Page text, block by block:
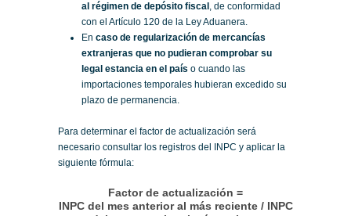
al régimen de depósito fiscal , de conformidad
con el Artículo 120 de la Ley Aduanera.
En caso de regularización de mercancías
extranjeras que no pudieran comprobar su
legal estancia en el país o cuando las
importaciones temporales hubieran excedido su
plazo de permanencia.
Para determinar el factor de actualización será
necesario consultar los registros del INPC y aplicar la
siguiente fórmula:
Factor de actualización =
INPC del mes anterior al más reciente / INPC